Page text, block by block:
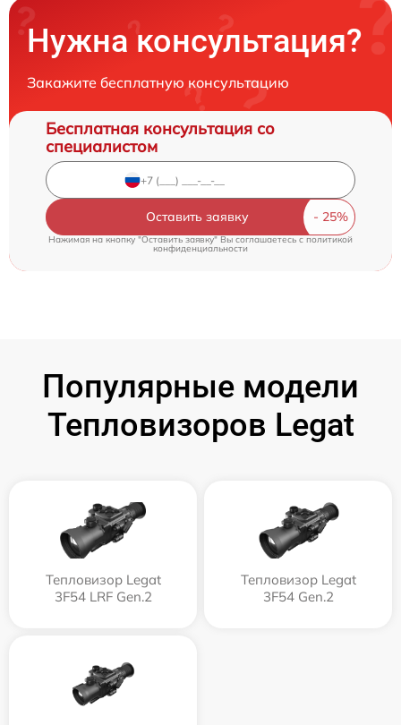
Нужна консультация?
Закажите бесплатную консультацию
Бесплатная консультация со
специалистом
Оставить заявку
Нажимая на кнопку "Оставить заявку" Вы соглашаетесь c политикой
конфиденциальности
Популярные модели
Тепловизоров Legat
Тепловизор Legat
3F54 LRF Gen.2
Тепловизор Legat
3F54 Gen.2